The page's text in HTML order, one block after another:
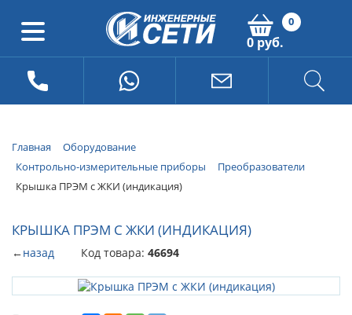
0
0 руб.
Главная
Оборудование
Контрольно-измерительные приборы
Преобразователи
Крышка ПРЭМ с ЖКИ (индикация)
КРЫШКА ПРЭМ С ЖКИ (ИНДИКАЦИЯ)
←назад Код товара: 46694